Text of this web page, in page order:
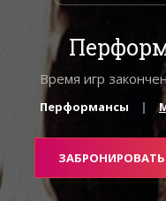
Время игр
Перформансы
ЗАБРОНИРОВАТЬ